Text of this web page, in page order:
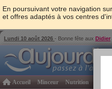
En poursuivant votre navigation
et offres adaptés à vos centres
Lundi 10 août 2026 - Bonne fête aux Didier
Accueil Minceur Nutrition